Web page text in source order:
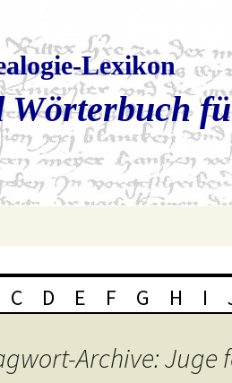
Lexikon
Wörterbuch
C D E F G H I
Archive: Juge